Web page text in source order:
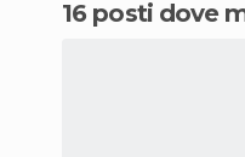
16 posti dove